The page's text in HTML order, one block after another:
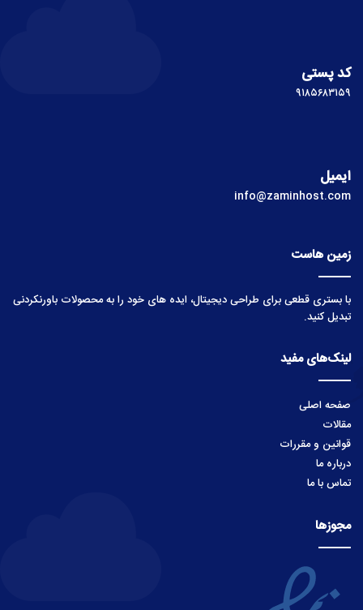
کد پستی
۹۱۸۵۶۸۳۱۵۹
ایمیل
info@zaminhost.com
زمین هاست
با بستری قطعی برای طراحی دیجیتال، ایده های خود را به محصولات باورنکردنی
تبدیل کنید.
لینک‌های مفید
صفحه اصلی
مقالات
قوانین و مقررات
درباره ما
تماس با ما
مجوزها